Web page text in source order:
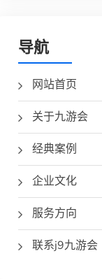
导航
网站首页
关于九游会
经典案例
企业文化
服务方向
联系j9九游会